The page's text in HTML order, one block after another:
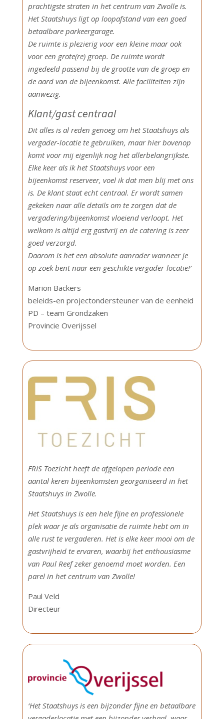
prachtigste straten in het centrum van Zwolle is.
Het Staatshuys ligt op loopafstand van een goed
betaalbare parkeergarage.
De ruimte is plezierig voor een kleine maar ook
voor een grote(re) groep. De ruimte wordt
ingedeeld passend bij de grootte van de groep en
de aard van de bijeenkomst. Alle faciliteiten zijn
aanwezig.
Klant/gast centraal
Dit alles is al reden genoeg om het Staatshuys als
vergader-locatie te gebruiken, maar hier bovenop
komt voor mij eigenlijk nog het allerbelangrijkste.
Elke keer als ik het Staatshuys voor een
bijeenkomst reserveer, voel ik dat men blij met ons
is. De klant staat echt centraal. Er wordt samen
gekeken naar alle details om te zorgen dat de
vergadering/bijeenkomst vloeiend verloopt. Het
welkom is altijd erg gastvrij en de catering is zeer
goed verzorgd.
Daarom is het een absolute aanrader wanneer je
op zoek bent naar een geschikte vergader-locatie!’
Marion Backers
beleids-en projectondersteuner van de eenheid
PD – team Grondzaken
Provincie Overijssel
FRIS Toezicht heeft de afgelopen periode een
aantal keren bijeenkomsten georganiseerd in het
Staatshuys in Zwolle.
Het Staatshuys is een hele fijne en professionele
plek waar je als organisatie de ruimte hebt om in
alle rust te vergaderen. Het is elke keer mooi om de
gastvrijheid te ervaren, waarbij het enthousiasme
van Paul Reef zeker genoemd moet worden. Een
parel in het centrum van Zwolle!
Paul Veld
Directeur
‘Het Staatshuys is een bijzonder fijne en betaalbare